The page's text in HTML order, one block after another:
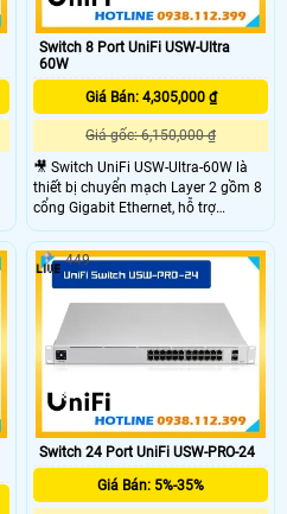
Switch 8 Port UniFi USW-Ultra
60W
Giá Bán: 4,305,000 ₫
Giá gốc: 6,150,000 ₫
🎥 Switch UniFi USW-Ultra-60W là
thiết bị chuyển mạch Layer 2 gồm 8
cổng Gigabit Ethernet, hỗ trợ
PoE+/PoE++ với công suất tối đa
60W, quản lý qua UniFi Controller,
hiệu suất 16Gbps, phù hợp mạng
SMB. UniFi USW-Ultra-60W có kích
thước nhỏ gọn, tiêu thụ điện năng
thấp, hỗ trợ quản lý mạng dễ dàng
qua phần mềm.
Switch 24 Port UniFi USW-PRO-24
Giá Bán: 5%-35%
449